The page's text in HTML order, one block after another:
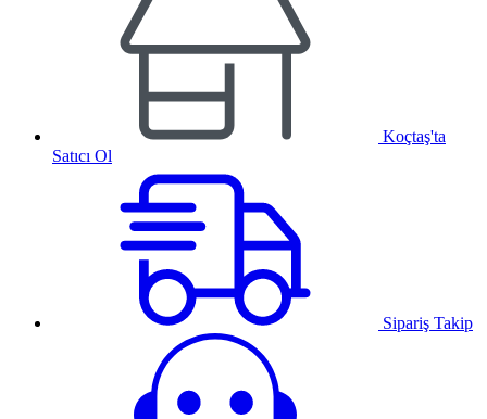
Koçtaş'ta
Satıcı Ol
Sipariş Takip